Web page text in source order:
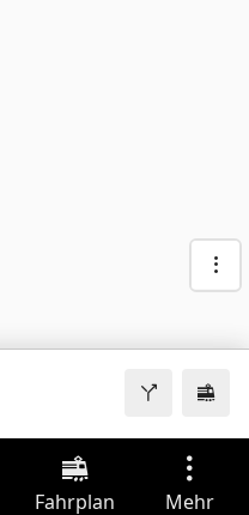
Fahrplan Mehr